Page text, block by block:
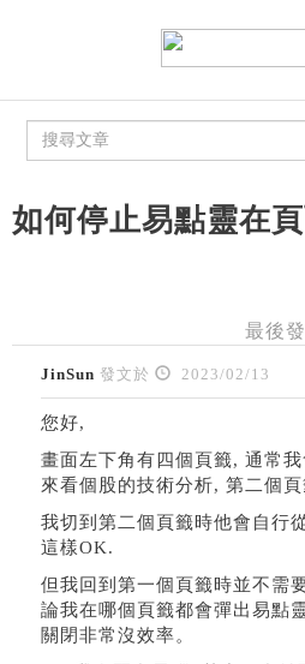
如何停止易點靈在
最後
JinSun 發文於 2023/02/13
您好,
畫面左下角有四個頁籤, 通常
來看個股的技術分析, 第二個
我切到第二個頁籤時他會自行
這樣OK.
但我回到第一個頁籤時並不需
論我在哪個頁籤都會彈出易點
關閉非常沒效率。